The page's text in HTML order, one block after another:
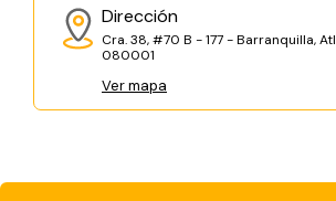
Dirección
Cra. 38, #70 B - 177 - Barranquilla,
080001
Ver mapa